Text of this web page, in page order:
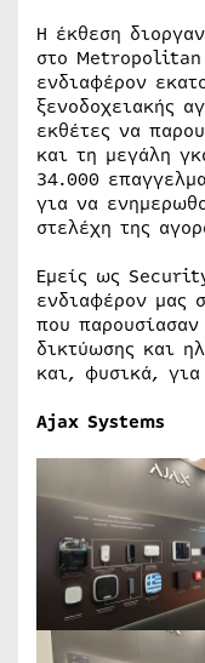
Η έκθεση
στο Metropolitan
ενδιαφέρον
ξενοδοχειακής
εκθέτες να
και τη μεγάλη
34.000
για να
στελέχη της
Εμείς ως
ενδιαφέρον μας
που
δικτύωσης και
και, φυσικά, για
Ajax Systems